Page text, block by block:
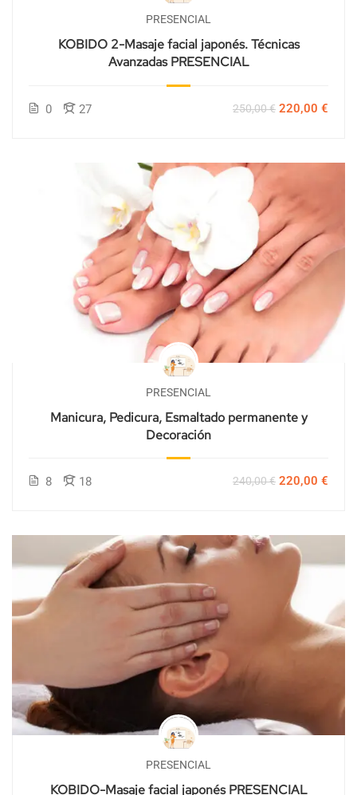
PRESENCIAL
KOBIDO 2-Masaje facial japonés. Técnicas
Avanzadas PRESENCIAL
0 27 250,00 € 220,00 €
PRESENCIAL
Manicura, Pedicura, Esmaltado permanente y
Decoración
8 18 240,00 € 220,00 €
PRESENCIAL
KOBIDO-Masaje facial japonés PRESENCIAL